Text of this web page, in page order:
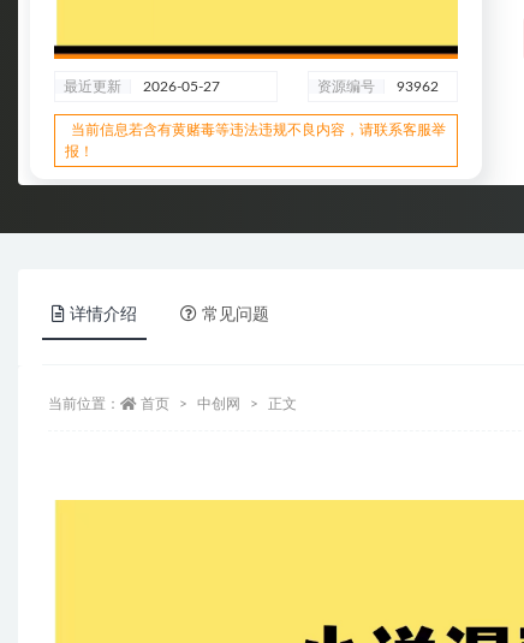
最近更新 2026-05-27 资源编号 93962
当前信息若含有黄赌毒等违法违规不良内容，请联系客服举
报！
详情介绍 常见问题
当前位置： 首页 中创网 正文